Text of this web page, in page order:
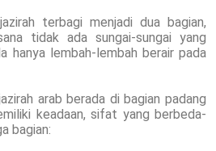
terbagi menjadi dua bagian,
tidak ada sungai-sungai yang
hanya lembah-lembah berair pada
arab berada di bagian padang
keadaan, sifat yang berbeda-
bagian: